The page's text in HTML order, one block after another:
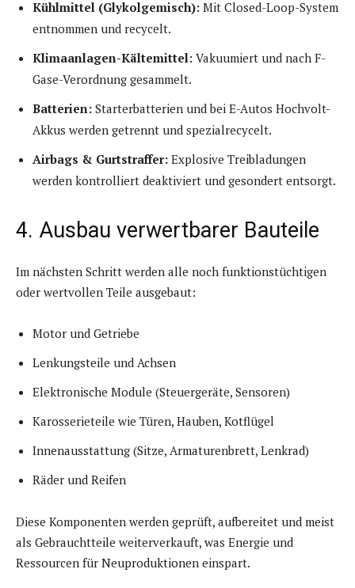
Kühlmittel (Glykolgemisch): Mit Closed-Loop-System
entnommen und recycelt.
Klimaanlagen-Kältemittel: Vakuumiert und nach F-
Gase-Verordnung gesammelt.
Batterien: Starterbatterien und bei E-Autos Hochvolt-
Akkus werden getrennt und spezialrecycelt.
Airbags & Gurtstraffer: Explosive Treibladungen
werden kontrolliert deaktiviert und gesondert entsorgt.
4. Ausbau verwertbarer Bauteile
Im nächsten Schritt werden alle noch funktionstüchtigen
oder wertvollen Teile ausgebaut:
Motor und Getriebe
Lenkungsteile und Achsen
Elektronische Module (Steuergeräte, Sensoren)
Karosserieteile wie Türen, Hauben, Kotflügel
Innenausstattung (Sitze, Armaturenbrett, Lenkrad)
Räder und Reifen
Diese Komponenten werden geprüft, aufbereitet und meist
als Gebrauchtteile weiterverkauft, was Energie und
Ressourcen für Neuproduktionen einspart.